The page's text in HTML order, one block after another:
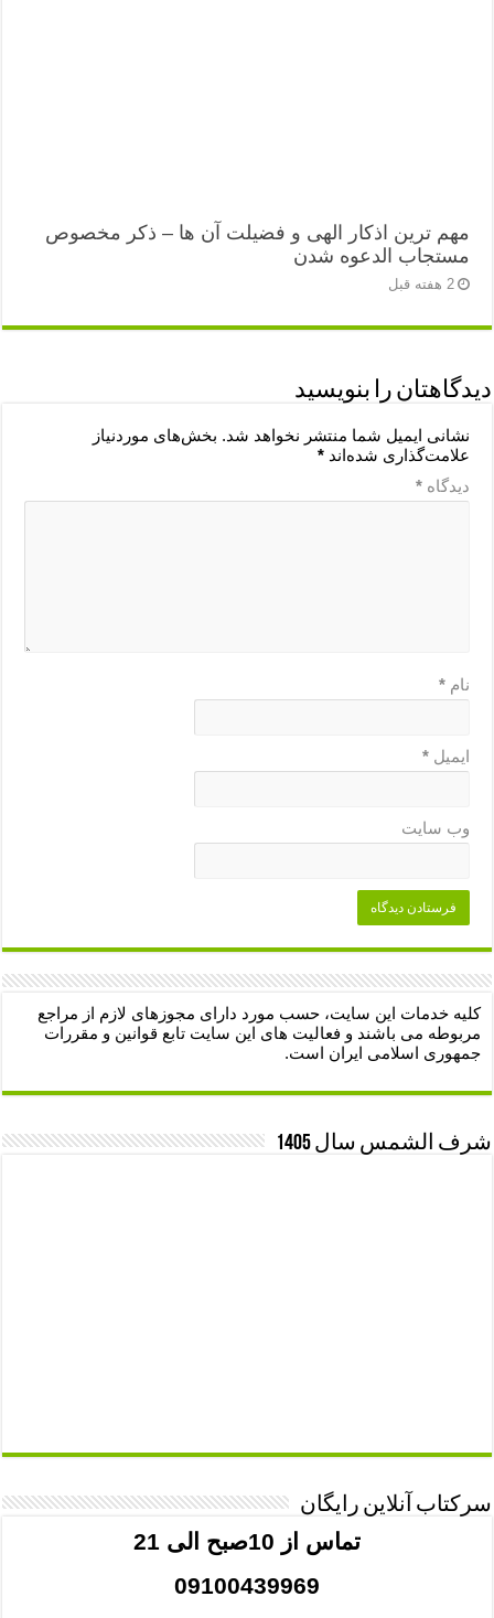
مهم ترین اذکار الهی و فضیلت آن ها – ذکر مخصوص
مستجاب الدعوه شدن
2 هفته قبل
دیدگاهتان را بنویسید
نشانی ایمیل شما منتشر نخواهد شد. بخش‌های موردنیاز
علامت‌گذاری شده‌اند*
دیدگاه*
نام*
ایمیل*
وب‌ سایت
کلیه خدمات این سایت، حسب مورد دارای مجوزهای لازم از مراجع
مربوطه می باشند و فعالیت های این سایت تابع قوانین و مقررات
جمهوری اسلامی ایران است.
شرف الشمس سال 1405
سرکتاب آنلاین رایگان
تماس از 10صبح الی 21
09100439969